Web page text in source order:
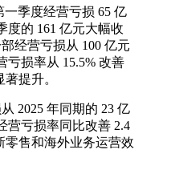
一季度经营亏损 65 亿
度的 161 亿元大幅收
经营亏损从 100 亿元
亏损率从 15.5% 改善
提升。
2025 年同期的 23 亿
营亏损率同比改善 2.4
零售和海外业务运营效